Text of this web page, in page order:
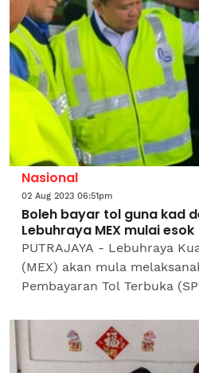
Nasional
02 Aug 2023 06:51pm
Boleh bayar tol guna kad
Lebuhraya MEX mulai esok
PUTRAJAYA - Lebuhraya
(MEX) akan mula
Pembayaran Tol Terbuka
menggunakan kad debit